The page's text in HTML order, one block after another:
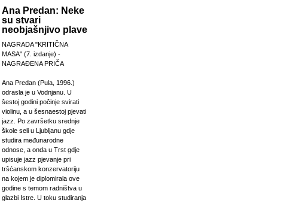
Ana Predan: Neke
su stvari
neobjašnjivo plave
NAGRADA "KRITIČNA
MASA" (7. izdanje) -
NAGRAĐENA PRIČA
Ana Predan (Pula, 1996.)
odrasla je u Vodnjanu. U
šestoj godini počinje svirati
violinu, a u šesnaestoj pjevati
jazz. Po završetku srednje
škole seli u Ljubljanu gdje
studira međunarodne
odnose, a onda u Trst gdje
upisuje jazz pjevanje pri
tršćanskom konzervatoriju
na kojem je diplomirala ove
godine s temom radništva u
glazbi Istre. U toku studiranja